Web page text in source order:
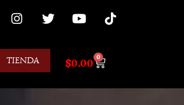
TIENDA $0.00 0